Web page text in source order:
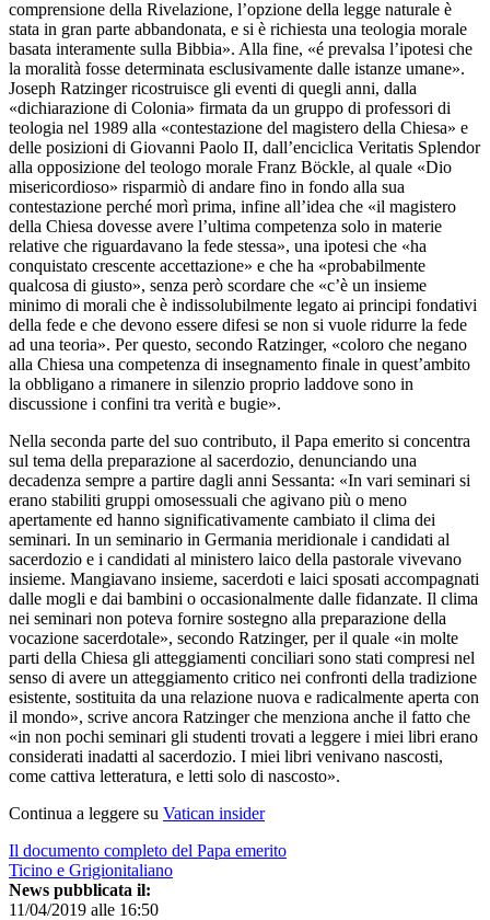
comprensione della Rivelazione, l’opzione della legge naturale è
stata in gran parte abbandonata, e si è richiesta una teologia morale
basata interamente sulla Bibbia». Alla fine, «é prevalsa l’ipotesi che
la moralità fosse determinata esclusivamente dalle istanze umane».
Joseph Ratzinger ricostruisce gli eventi di quegli anni, dalla
«dichiarazione di Colonia» firmata da un gruppo di professori di
teologia nel 1989 alla «contestazione del magistero della Chiesa» e
delle posizioni di Giovanni Paolo II, dall’enciclica Veritatis Splendor
alla opposizione del teologo morale Franz Böckle, al quale «Dio
misericordioso» risparmiò di andare fino in fondo alla sua
contestazione perché morì prima, infine all’idea che «il magistero
della Chiesa dovesse avere l’ultima competenza solo in materie
relative che riguardavano la fede stessa», una ipotesi che «ha
conquistato crescente accettazione» e che ha «probabilmente
qualcosa di giusto», senza però scordare che «c’è un insieme
minimo di morali che è indissolubilmente legato ai principi fondativi
della fede e che devono essere difesi se non si vuole ridurre la fede
ad una teoria». Per questo, secondo Ratzinger, «coloro che negano
alla Chiesa una competenza di insegnamento finale in quest’ambito
la obbligano a rimanere in silenzio proprio laddove sono in
discussione i confini tra verità e bugie».
Nella seconda parte del suo contributo, il Papa emerito si concentra
sul tema della preparazione al sacerdozio, denunciando una
decadenza sempre a partire dagli anni Sessanta: «In vari seminari si
erano stabiliti gruppi omosessuali che agivano più o meno
apertamente ed hanno significativamente cambiato il clima dei
seminari. In un seminario in Germania meridionale i candidati al
sacerdozio e i candidati al ministero laico della pastorale vivevano
insieme. Mangiavano insieme, sacerdoti e laici sposati accompagnati
dalle mogli e dai bambini o occasionalmente dalle fidanzate. Il clima
nei seminari non poteva fornire sostegno alla preparazione della
vocazione sacerdotale», secondo Ratzinger, per il quale «in molte
parti della Chiesa gli atteggiamenti conciliari sono stati compresi nel
senso di avere un atteggiamento critico nei confronti della tradizione
esistente, sostituita da una relazione nuova e radicalmente aperta con
il mondo», scrive ancora Ratzinger che menziona anche il fatto che
«in non pochi seminari gli studenti trovati a leggere i miei libri erano
considerati inadatti al sacerdozio. I miei libri venivano nascosti,
come cattiva letteratura, e letti solo di nascosto».
Continua a leggere su Vatican insider
Il documento completo del Papa emerito
Ticino e Grigionitaliano
News pubblicata il:
11/04/2019 alle 16:50